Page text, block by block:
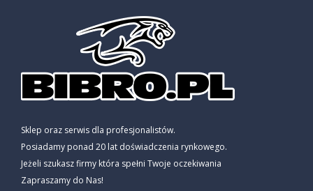
Sklep oraz serwis dla profesjonalistów.
Posiadamy ponad 20 lat doświadczenia rynkowego.
Jeżeli szukasz firmy która spełni Twoje oczekiwania
Zapraszamy do Nas!